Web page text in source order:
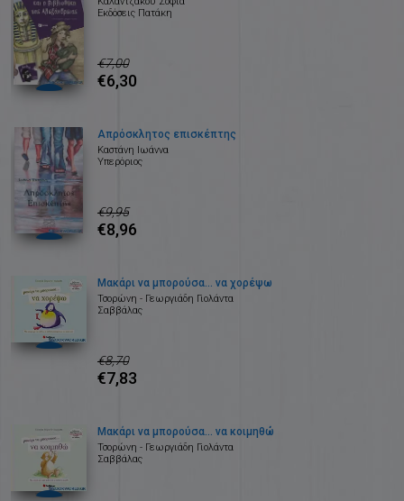
Εκδόσεις Πατάκη
€7,00
€6,30
Απρόσκλητος επισκέπτης
Καστάνη Ιωάννα
Υπερόριος
€9,95
€8,96
Μακάρι να μπορούσα... να χορέψω
Τσορώνη - Γεωργιάδη Γιολάντα
Σαββάλας
€8,70
€7,83
Μακάρι να μπορούσα… να κοιμηθώ
Τσορώνη - Γεωργιάδη Γιολάντα
Σαββάλας